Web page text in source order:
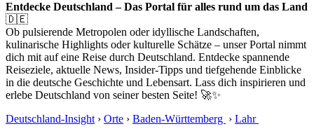
Entdecke Deutschland – Das Portal für alles rund um das Land
🇩🇪
Ob pulsierende Metropolen oder idyllische Landschaften,
kulinarische Highlights oder kulturelle Schätze – unser Portal nimmt
dich mit auf eine Reise durch Deutschland. Entdecke spannende
Reiseziele, aktuelle News, Insider-Tipps und tiefgehende Einblicke
in die deutsche Geschichte und Lebensart. Lass dich inspirieren und
erlebe Deutschland von seiner besten Seite! 🚀✨
Deutschland-Insight › Orte › Baden-Württemberg › Lahr